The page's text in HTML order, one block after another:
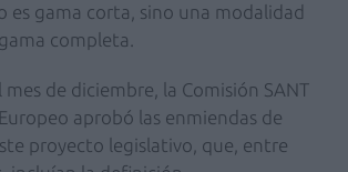
es gama corta, sino una modalidad
completa.
de diciembre, la Comisión SANT
aprobó las enmiendas de
proyecto legislativo, que, entre